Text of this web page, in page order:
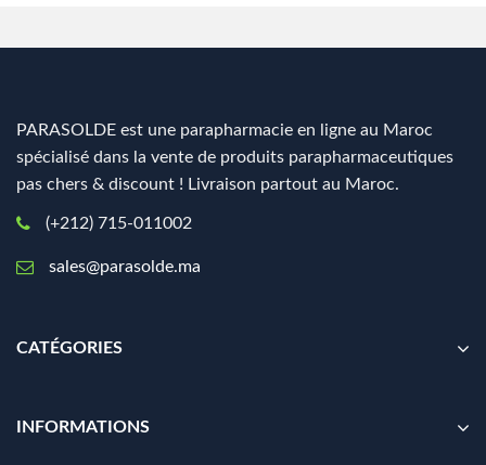
PARASOLDE est une parapharmacie en ligne au Maroc
spécialisé dans la vente de produits parapharmaceutiques
pas chers & discount ! Livraison partout au Maroc.
(+212) 715-011002
sales@parasolde.ma
CATÉGORIES
INFORMATIONS